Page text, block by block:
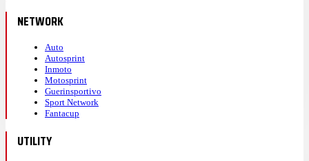
NETWORK
Auto
Autosprint
Inmoto
Motosprint
Guerinsportivo
Sport Network
Fantacup
UTILITY